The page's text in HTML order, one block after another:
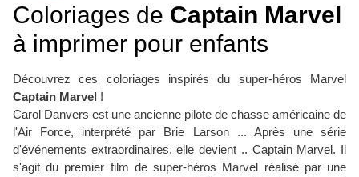
Coloriages de Captain Marvel
à imprimer pour enfants
Découvrez ces coloriages inspirés du super-héros Marvel
Captain Marvel !
Carol Danvers est une ancienne pilote de chasse américaine de
l'Air Force, interprété par Brie Larson ... Après une série
d'événements extraordinaires, elle devient .. Captain Marvel. Il
s'agit du premier film de super-héros Marvel réalisé par une